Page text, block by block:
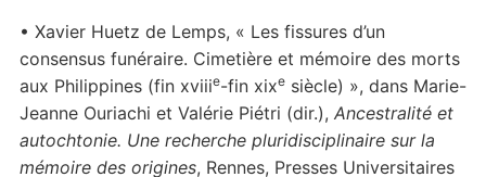
• Xavier Huetz de Lemps, « Les fissures d’un
consensus funéraire. Cimetière et mémoire des morts
aux Philippines (fin xviiie-fin xixesiècle) », dans Marie-
Jeanne Ouriachi et Valérie Piétri (dir.), Ancestralité et
autochtonie. Une recherche pluridisciplinaire sur la
mémoire des origines, Rennes, Presses Universitaires